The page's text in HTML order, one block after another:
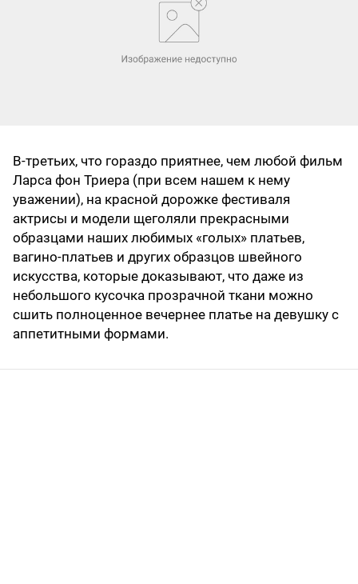
В-третьих, что гораздо приятнее, чем любой фильм
Ларса фон Триера (при всем нашем к нему
уважении), на красной дорожке фестиваля
актрисы и модели щеголяли прекрасными
образцами наших любимых «голых» платьев,
вагино-платьев и других образцов швейного
искусства, которые доказывают, что даже из
небольшого кусочка прозрачной ткани можно
сшить полноценное вечернее платье на девушку с
аппетитными формами.